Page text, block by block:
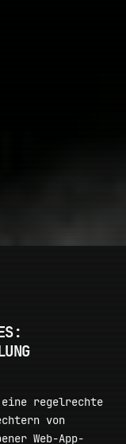
regelrechte
von
Web-App-